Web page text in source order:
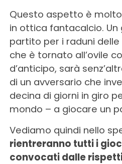
Questo aspetto è
in ottica fantacalcio.
partito per i raduni delle
che è tornato all’ovile
d’anticipo, sarà
di un avversario che
decina di giorni in giro
mondo – a giocare un
Vediamo quindi nello
rientreranno tutti i
convocati dalle